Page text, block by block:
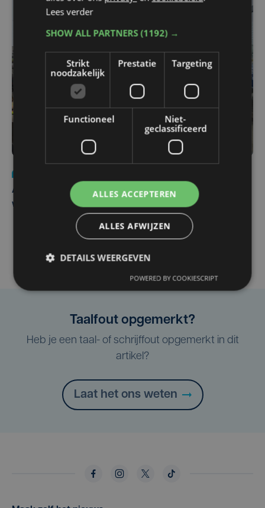
Autobestuurster rijdt na foutief manoeuvre tegen
winkelgevel in Ieper
Taalfout opgemerkt?
Heb je een taal- of schrijffout opgemerkt in dit
artikel?
Laat het ons weten
Lees verder
SHOW ALL PARTNERS(1192) →
Strikt
noodzakelijk
Prestatie Targeting
Functioneel
Niet-
geclassificeerd
ALLES ACCEPTEREN
ALLES AFWIJZEN
DETAILS WEERGEVEN
POWERED BY COOKIESCRIPT